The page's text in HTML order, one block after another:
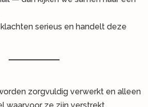
serieus en handelt deze
zorgvuldig verwerkt en alleen